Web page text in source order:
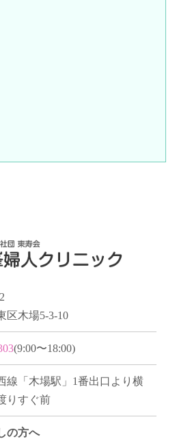
区木場5-3-10
(9:00〜18:00)
線「木場駅」1番出口より横
りすぐ前
の方へ